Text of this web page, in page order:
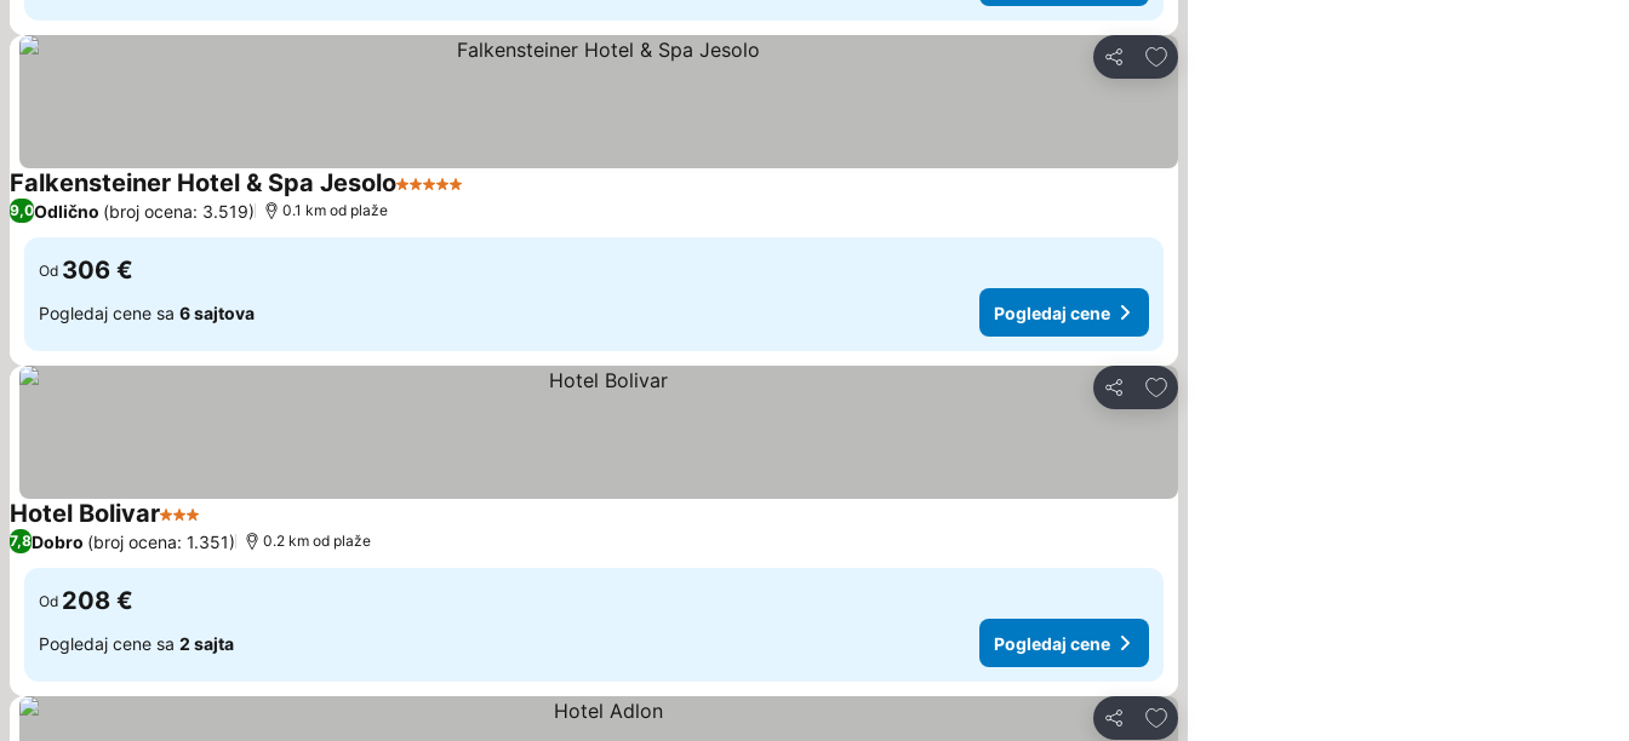
Deli
Dodati u favorite
Falkensteiner Hotel & Spa Jesolo5 Zvezdice
9,0Odlično (broj ocena: 3.519) 0.1 km od plaže
Od 306 €
Pogledaj cene sa 6 sajtova Pogledaj cene
Deli
Dodati u favorite
Hotel Bolivar3 Zvezdice
7,8Dobro (broj ocena: 1.351) 0.2 km od plaže
Od 208 €
Pogledaj cene sa 2 sajta Pogledaj cene
Deli
Dodati u favorite